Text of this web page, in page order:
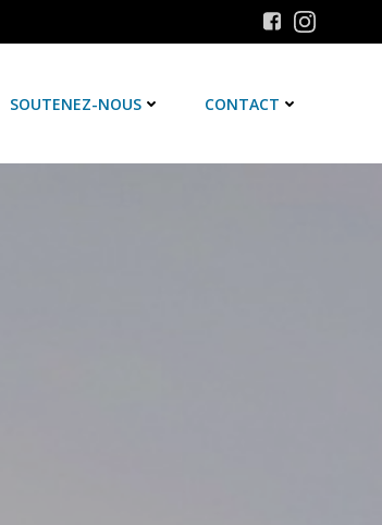
SOUTENEZ-NOUS CONTACT